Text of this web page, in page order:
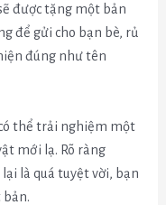
được tặng một bản
để gửi cho bạn bè, rủ
đúng như tên
thể trải nghiệm một
mới lạ. Rõ ràng
là quá tuyệt vời, bạn
bản.